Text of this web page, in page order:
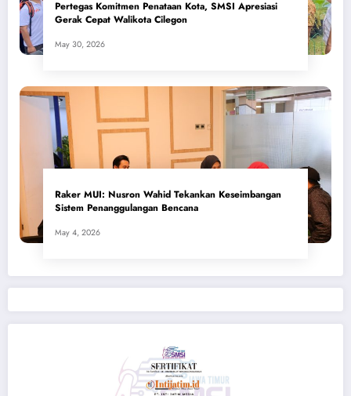
Pertegas Komitmen Penataan Kota, SMSI Apresiasi
Gerak Cepat Walikota Cilegon
May 30, 2026
​Raker MUI: Nusron Wahid Tekankan Keseimbangan
Sistem Penanggulangan Bencana
May 4, 2026